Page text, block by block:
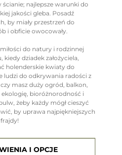
najlepsze warunki do
jakości gleba. Posadź
by miały przestrzeń do
i obficie owocowały.
do natury i rodzinnej
dziadek założyciela,
holenderskie kwiaty do
ludzi do odkrywania radości z
masz duży ogród, balkon,
ekologię, bioróżnorodność i
żeby każdy mógł cieszyć
by uprawa najpiękniejszych
I OPCJE